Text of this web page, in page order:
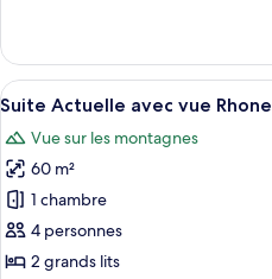
vue
fleuve
(Marine)
le
type
de
Chambre
Double
Exclusive,
vue
fleuve
(Marine)
Afficher
toutes
les
photos
pour
ce
type
24
Suite Actuelle avec vue Rhone
Vue sur les montagnes
60 m²
1 chambre
4 personnes
2 grands lits